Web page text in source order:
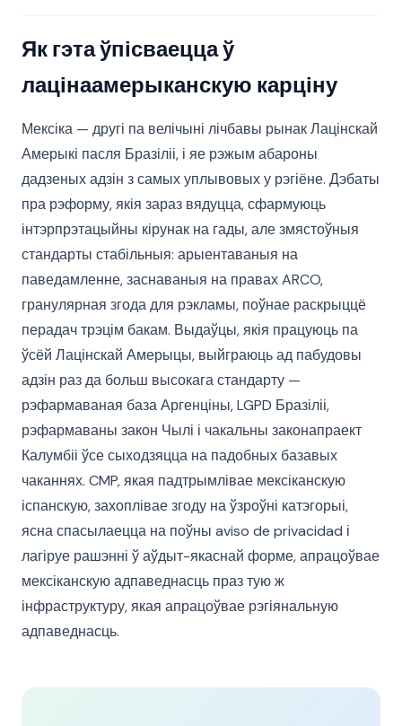
Як гэта ўпісваецца ў
лацінаамерыканскую карціну
Мексіка — другі па велічыні лічбавы рынак Лацінскай
Амерыкі пасля Бразіліі, і яе рэжым абароны
дадзеных адзін з самых уплывовых у рэгіёне. Дэбаты
пра рэформу, якія зараз вядуцца, сфармуюць
інтэрпрэтацыйны кірунак на гады, але змястоўныя
стандарты стабільныя: арыентаваныя на
паведамленне, заснаваныя на правах ARCO,
гранулярная згода для рэкламы, поўнае раскрыццё
перадач трэцім бакам. Выдаўцы, якія працуюць па
ўсёй Лацінскай Амерыцы, выйграюць ад пабудовы
адзін раз да больш высокага стандарту —
рэфармаваная база Аргенціны, LGPD Бразіліі,
рэфармаваны закон Чылі і чакальны законапраект
Калумбіі ўсе сыходзяцца на падобных базавых
чаканнях. CMP, якая падтрымлівае мексіканскую
іспанскую, захоплівае згоду на ўзроўні катэгорыі,
ясна спасылаецца на поўны aviso de privacidad і
лагіруе рашэнні ў аўдыт-якаснай форме, апрацоўвае
мексіканскую адпаведнасць праз тую ж
інфраструктуру, якая апрацоўвае рэгіянальную
адпаведнасць.